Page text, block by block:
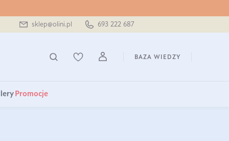
sklep@olini.pl 693 222 687
BAZA WIEDZY
Promocje